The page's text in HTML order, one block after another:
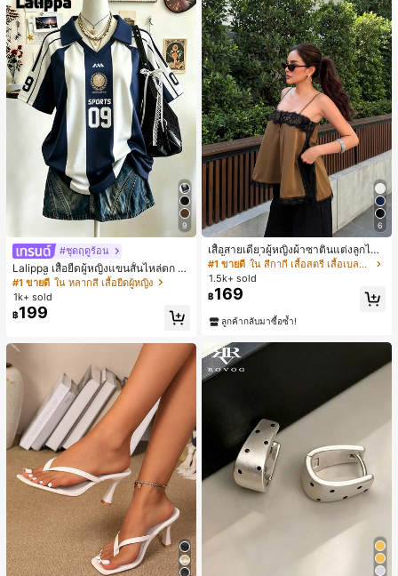
9
#ชุดฤดูร้อน
Lalippa เสื้อยืดผู้หญิงแขนสั้นไหล่ตก ค
อวีปกเสื้อ ลายพิมพ์ดิจิทัลลายทาง สไตล์
สปอร์ตแฟชั่นมินิมอล ของขวัญสำหรับเ
พื่อน
#1 ขายดี ใน หลากสี เสื้อยืดผู้หญิง
1k+ sold
฿199
6
เสื้อสายเดี่ยวผู้หญิงผ้าซาตินแต่งลูกไม้
- เสื้อสายเดี่ยวฤดูร้อนสีคากีมีรอยผ่าด้า
นข้างที่น่าดึงดูดแบบสบายๆ
#1 ขายดี
ใน สีกากี เสื้อสตรี เสื้อเบลาส์ & Tee
1.5k+ sold
฿169
ลูกค้ากลับมาซื้อซ้ำ!